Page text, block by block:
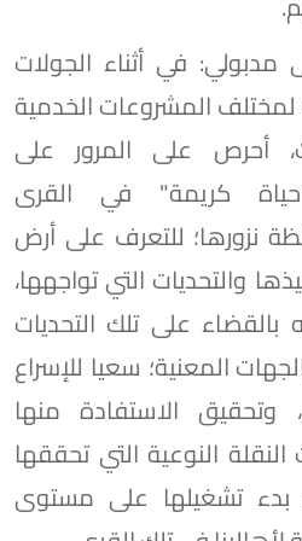
في أثناء الجولات
لمختلف المشروعات الخدمية
أحرص على المرور على
كريمة" في القرى
نزورها؛ للتعرف على أرض
والتحديات التي تواجهها،
بالقضاء على تلك التحديات
المعنية؛ سعيا للإسراع
وتحقيق الاستفادة منها
النوعية التي تحققها
تشغيلها على مستوى